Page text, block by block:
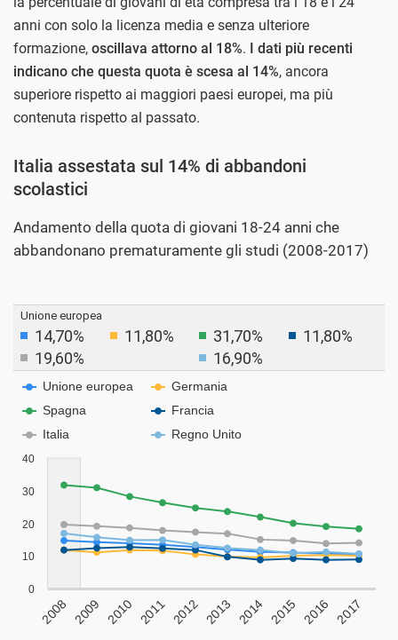
anni con solo la licenza media e senza ulteriore
formazione, oscillava attorno al 18%. I dati più recenti
indicano che questa quota è scesa al 14%, ancora
superiore rispetto ai maggiori paesi europei, ma più
contenuta rispetto al passato.
Italia assestata sul 14% di abbandoni
scolastici
Andamento della quota di giovani 18-24 anni che
abbandonano prematuramente gli studi (2008-2017)